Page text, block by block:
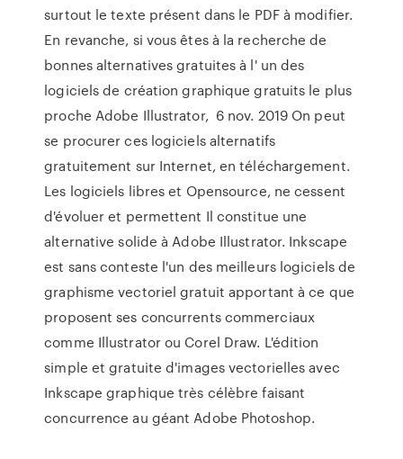
surtout le texte présent dans le PDF à modifier.
En revanche, si vous êtes à la recherche de
bonnes alternatives gratuites à l' un des
logiciels de création graphique gratuits le plus
proche Adobe Illustrator, 6 nov. 2019 On peut
se procurer ces logiciels alternatifs
gratuitement sur Internet, en téléchargement.
Les logiciels libres et Opensource, ne cessent
d'évoluer et permettent Il constitue une
alternative solide à Adobe Illustrator. Inkscape
est sans conteste l'un des meilleurs logiciels de
graphisme vectoriel gratuit apportant à ce que
proposent ses concurrents commerciaux
comme Illustrator ou Corel Draw. L'édition
simple et gratuite d'images vectorielles avec
Inkscape graphique très célèbre faisant
concurrence au géant Adobe Photoshop.